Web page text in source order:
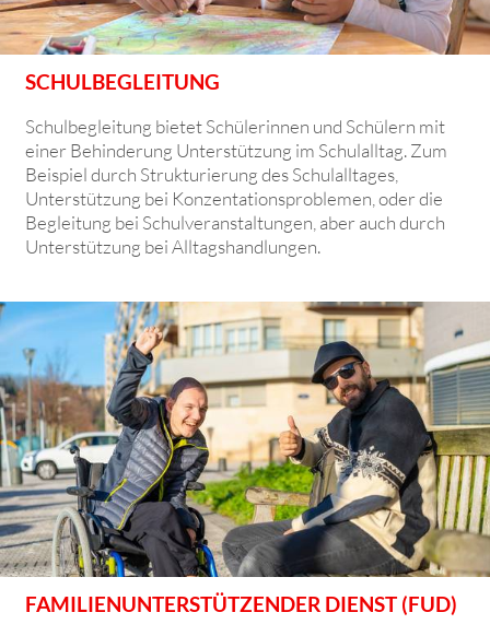
SCHULBEGLEITUNG
Schulbegleitung bietet Schülerinnen und Schülern mit
einer Behinderung Unterstützung im Schulalltag. Zum
Beispiel durch Strukturierung des Schulalltages,
Unterstützung bei Konzentationsproblemen, oder die
Begleitung bei Schulveranstaltungen, aber auch durch
Unterstützung bei Alltagshandlungen.
FAMILIENUNTERSTÜTZENDER DIENST (FUD)